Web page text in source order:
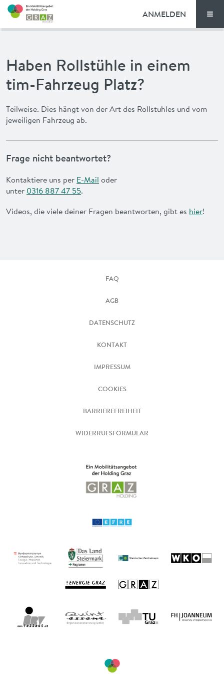
FAQ
ANMELDEN
Haben Rollstühle in einem
tim-Fahrzeug Platz?
Teilweise. Dies hängt von der Art des Rollstuhles und vom
jeweiligen Fahrzeug ab.
Frage nicht beantwortet?
Kontaktiere uns per E-Mail oder
unter 0316 887 47 55.
Videos, die viele deiner Fragen beantworten, gibt es hier!
FAQ
AGB
DATENSCHUTZ
KONTAKT
IMPRESSUM
COOKIES
BARRIEREFREIHEIT
WIDERRUFSFORMULAR